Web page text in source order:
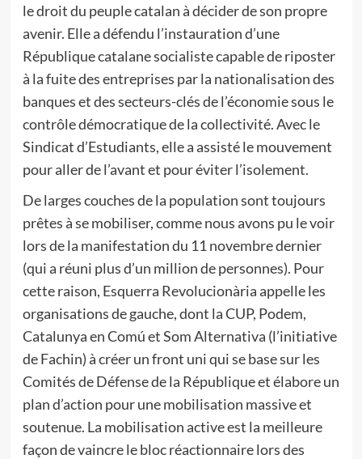
le droit du peuple catalan à décider de son propre
avenir. Elle a défendu l’instauration d’une
République catalane socialiste capable de riposter
à la fuite des entreprises par la nationalisation des
banques et des secteurs-clés de l’économie sous le
contrôle démocratique de la collectivité. Avec le
Sindicat d’Estudiants, elle a assisté le mouvement
pour aller de l’avant et pour éviter l’isolement.
De larges couches de la population sont toujours
prêtes à se mobiliser, comme nous avons pu le voir
lors de la manifestation du 11 novembre dernier
(qui a réuni plus d’un million de personnes). Pour
cette raison, Esquerra Revolucionària appelle les
organisations de gauche, dont la CUP, Podem,
Catalunya en Comú et Som Alternativa (l’initiative
de Fachin) à créer un front uni qui se base sur les
Comités de Défense de la République et élabore un
plan d’action pour une mobilisation massive et
soutenue. La mobilisation active est la meilleure
façon de vaincre le bloc réactionnaire lors des